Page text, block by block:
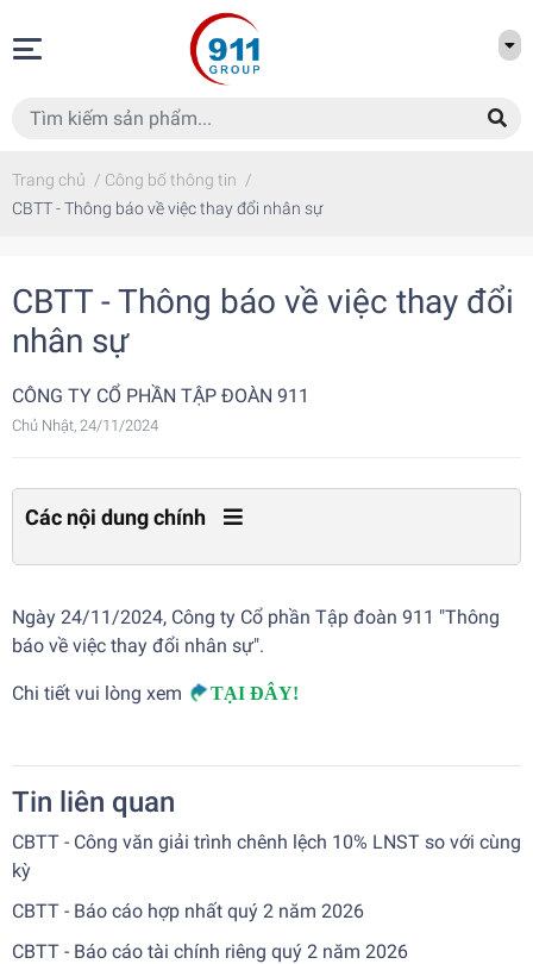
Trang chủ / Công bố thông tin /
CBTT - Thông báo về việc thay đổi nhân sự
CBTT - Thông báo về việc thay đổi
nhân sự
CÔNG TY CỔ PHẦN TẬP ĐOÀN 911
Chủ Nhật, 24/11/2024
Các nội dung chính
Ngày 24/11/2024, Công ty Cổ phần Tập đoàn 911 "Thông
báo về việc thay đổi nhân sự".
Chi tiết vui lòng xem TẠI ĐÂY!
Tin liên quan
CBTT - Công văn giải trình chênh lệch 10% LNST so với cùng
kỳ
CBTT - Báo cáo hợp nhất quý 2 năm 2026
CBTT - Báo cáo tài chính riêng quý 2 năm 2026